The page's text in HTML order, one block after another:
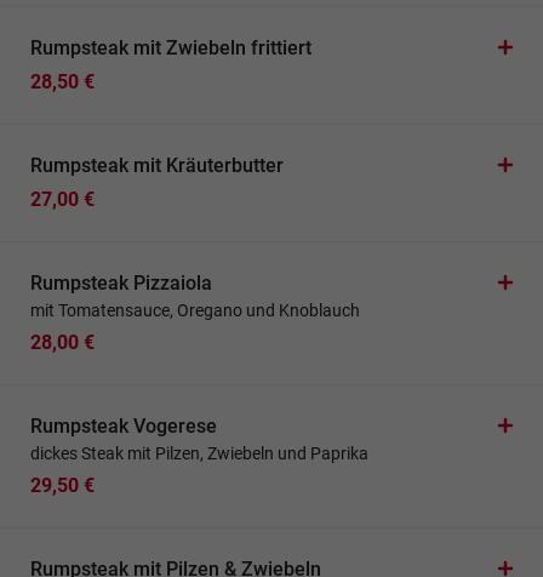
Rumpsteak mit Zwiebeln frittiert
28,50 €
Rumpsteak mit Kräuterbutter
27,00 €
Rumpsteak Pizzaiola
mit Tomatensauce, Oregano und Knoblauch
28,00 €
Rumpsteak Vogerese
dickes Steak mit Pilzen, Zwiebeln und Paprika
29,50 €
Rumpsteak mit Pilzen & Zwiebeln